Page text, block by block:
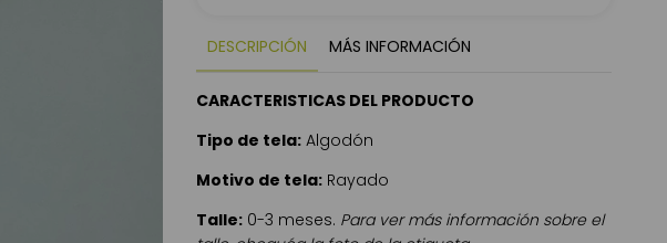
DESCRIPCIÓN MÁS INFORMACIÓN
CARACTERISTICAS DEL PRODUCTO
Tipo de tela: Algodón
Motivo de tela: Rayado
Talle: 0-3 meses. Para ver más información sobre el